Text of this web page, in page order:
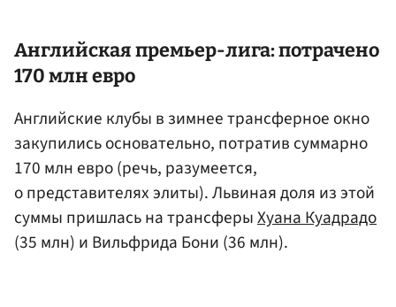
Английская премьер-лига: потрачено
170 млн евро
Английские клубы в зимнее трансферное окно
закупились основательно, потратив суммарно
170 млн евро (речь, разумеется,
о представителях элиты). Львиная доля из этой
суммы пришлась на трансферыХуана Куадрадо
(35 млн) и Вильфрида Бони (36 млн).